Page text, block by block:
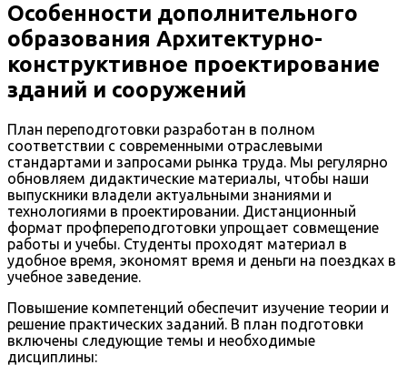
Особенности дополнительного
образования Архитектурно-
конструктивное проектирование
зданий и сооружений
План переподготовки разработан в полном
соответствии с современными отраслевыми
стандартами и запросами рынка труда. Мы регулярно
обновляем дидактические материалы, чтобы наши
выпускники владели актуальными знаниями и
технологиями в проектировании. Дистанционный
формат профпереподготовки упрощает совмещение
работы и учебы. Студенты проходят материал в
удобное время, экономят время и деньги на поездках в
учебное заведение.
Повышение компетенций обеспечит изучение теории и
решение практических заданий. В план подготовки
включены следующие темы и необходимые
дисциплины: